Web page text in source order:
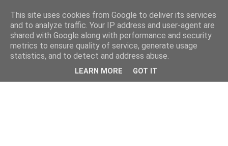
This site uses cookies from Google to deliver its services
and to analyze traffic. Your IP address and user-agent are
shared with Google along with performance and security
metrics to ensure quality of service, generate usage
statistics, and to detect and address abuse.
LEARN MORE GOT IT